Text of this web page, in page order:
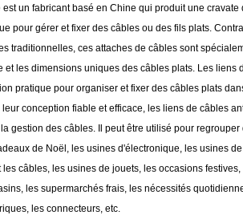
est un fabricant basé en Chine qui produit une
pour gérer et fixer des câbles ou des fils plats.
traditionnelles, ces attaches de câbles sont
et les dimensions uniques des câbles plats. Les liens
pratique pour organiser et fixer des câbles plats
leur conception fiable et efficace, les liens de câbles
gestion des câbles. Il peut être utilisé pour
de Noël, les usines d'électronique, les usines
les câbles, les usines de jouets, les occasions
les supermarchés frais, les nécessités
les connecteurs, etc.